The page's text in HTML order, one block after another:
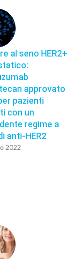
al seno HER2+
approvato
pazienti
con un
regime a
anti-HER2
2022